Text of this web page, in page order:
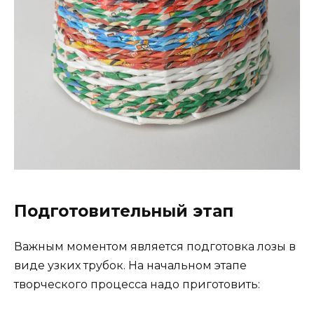
Подготовительный этап
Важным моментом является подготовка лозы в
виде узких трубок. На начальном этапе
творческого процесса надо приготовить: